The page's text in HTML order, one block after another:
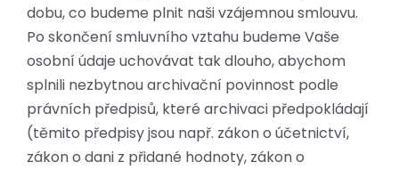
dobu, co budeme plnit naši vzájemnou smlouvu.
Po skončení smluvního vztahu budeme Vaše
osobní údaje uchovávat tak dlouho, abychom
splnili nezbytnou archivační povinnost podle
právních předpisů, které archivaci předpokládají
(těmito předpisy jsou např. zákon o účetnictví,
zákon o dani z přidané hodnoty, zákon o